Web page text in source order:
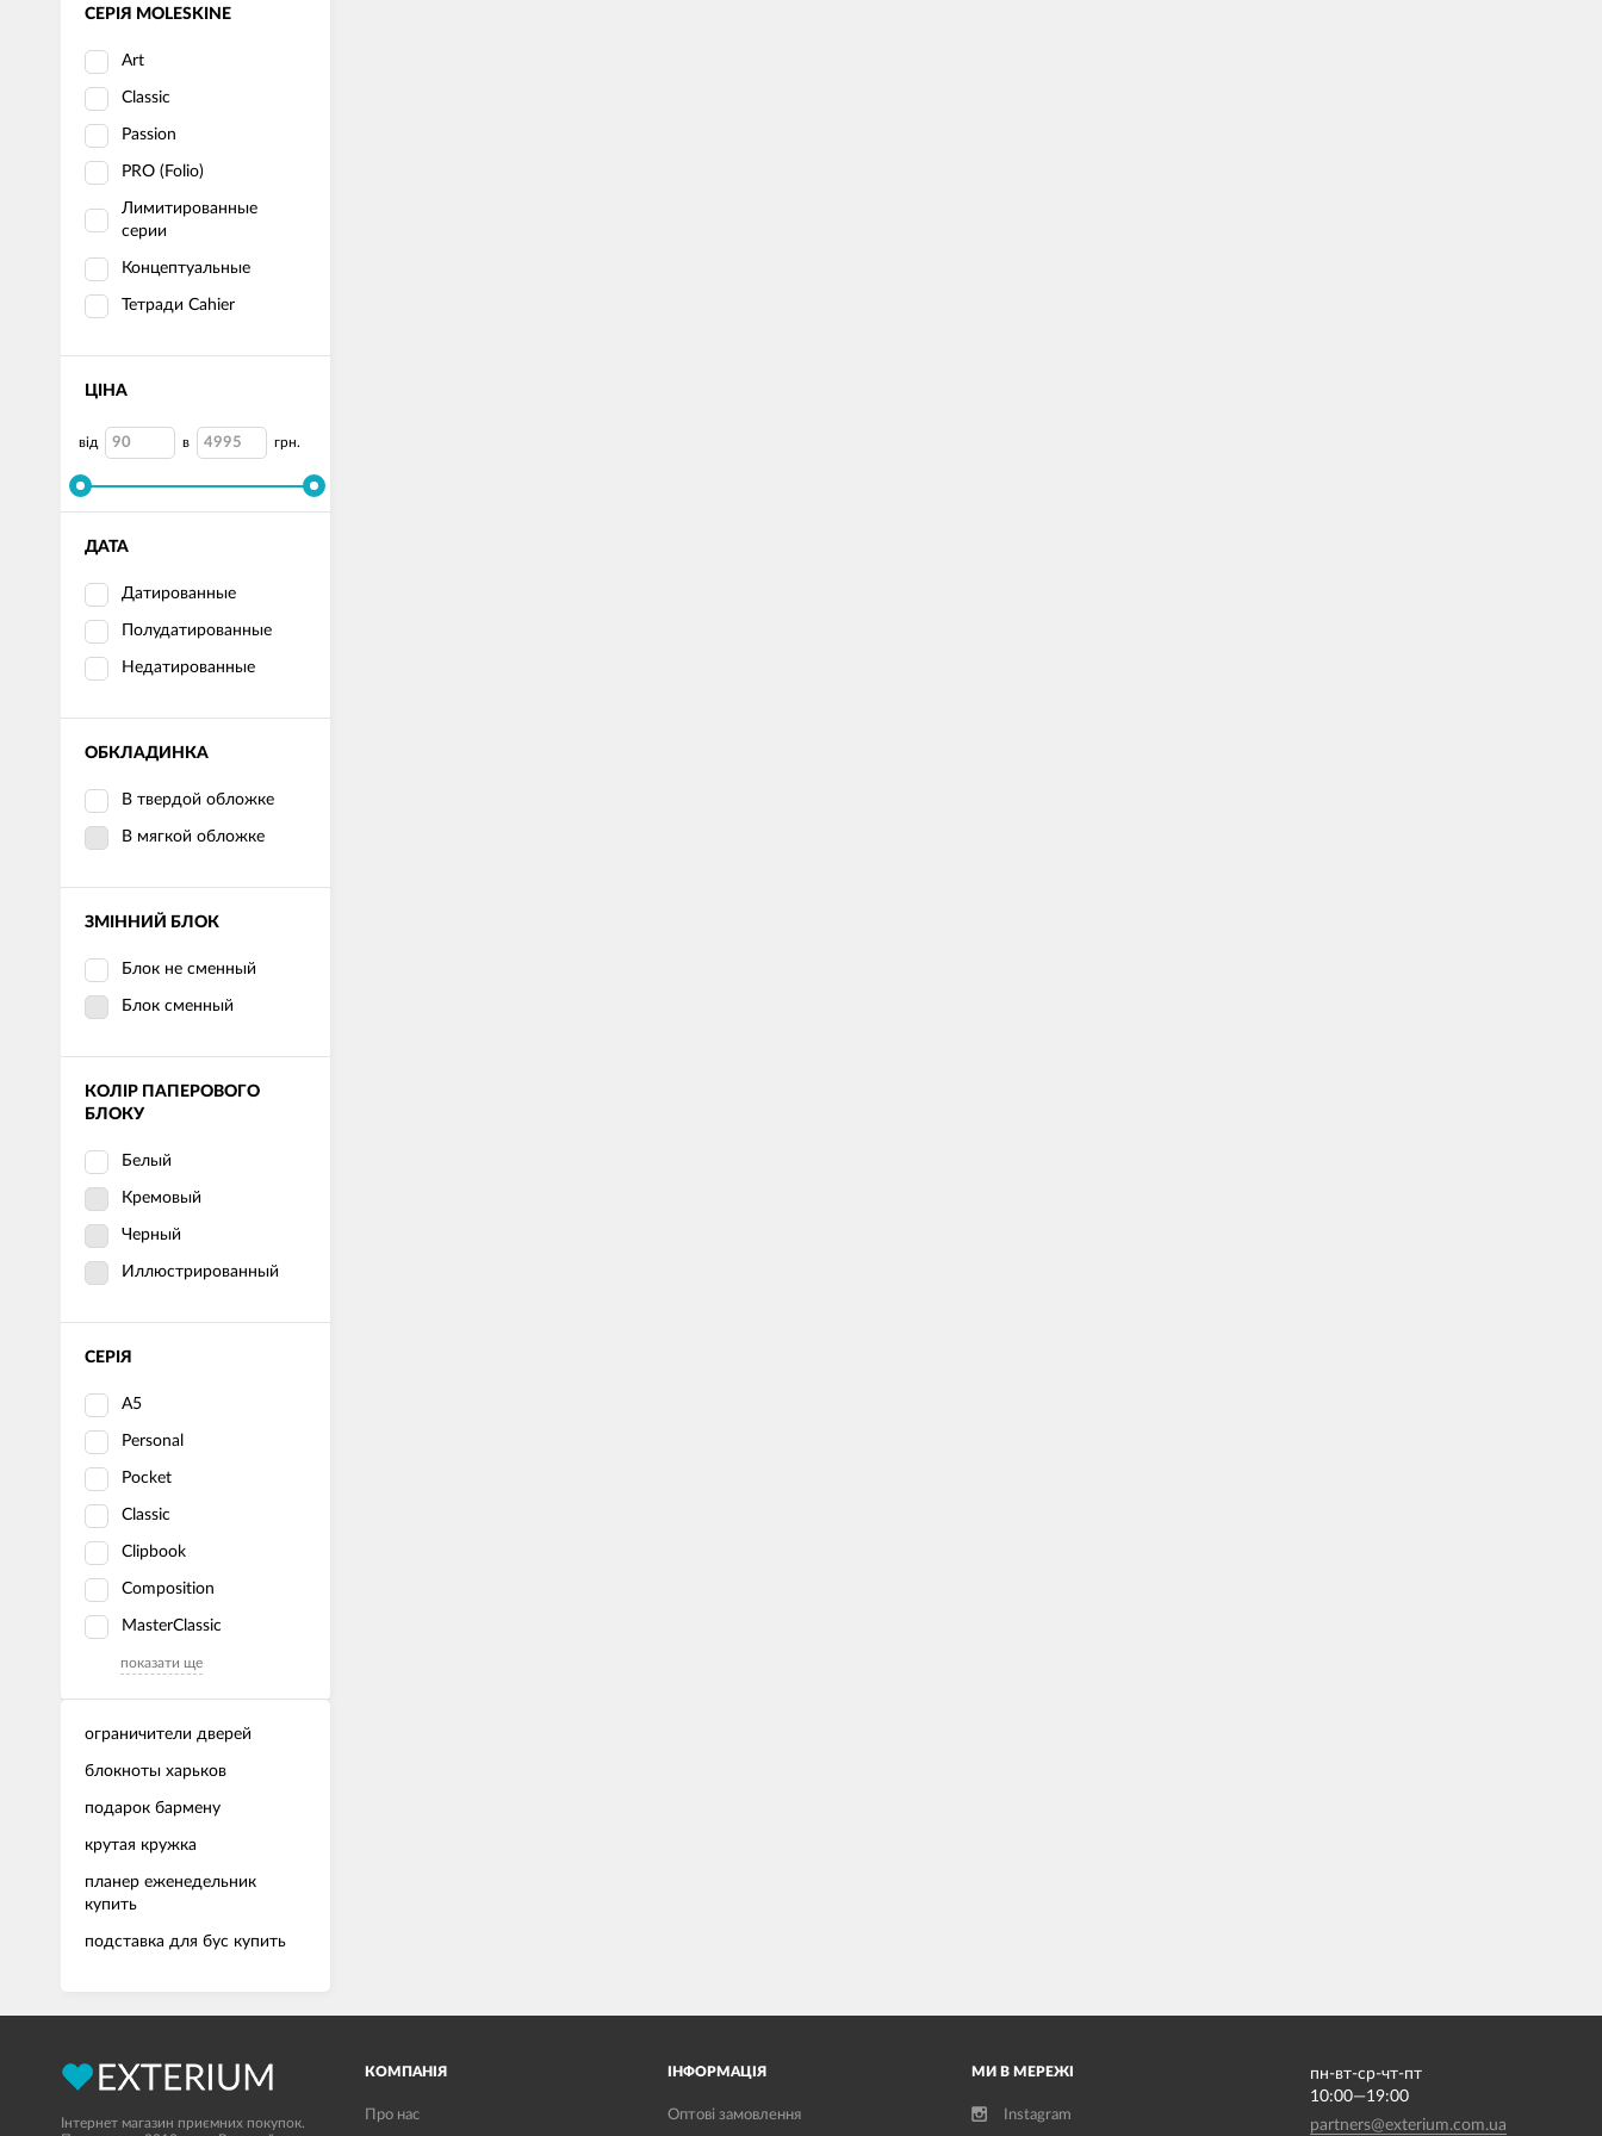
СЕРІЯ MOLESKINE
Art
Classic
Passion
PRO (Folio)
Лимитированные
серии
Концептуальные
Тетради Cahier
ЦІНА
від в грн.
ДАТА
Датированные
Полудатированные
Недатированные
ОБКЛАДИНКА
В твердой обложке
В мягкой обложке
ЗМІННИЙ БЛОК
Блок не сменный
Блок сменный
КОЛІР ПАПЕРОВОГО
БЛОКУ
Белый
Кремовый
Черный
Иллюстрированный
СЕРІЯ
A5
Personal
Pocket
Classic
Clipbook
Composition
MasterClassic
показати ще
ограничители дверей
блокноты харьков
подарок бармену
крутая кружка
планер еженедельник
купить
подставка для бус купить
Інтернет магазин приємних покупок.
КОМПАНІЯ
Про нас
ІНФОРМАЦІЯ
Оптові замовлення
МИ В МЕРЕЖІ
Instagram
пн-вт-ср-чт-пт
10:00—19:00
partners@exterium.com.ua